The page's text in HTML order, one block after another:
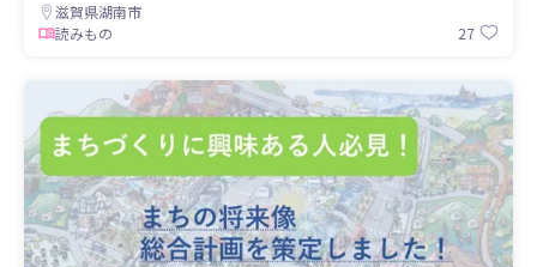
滋賀県湖南市
読みもの
27